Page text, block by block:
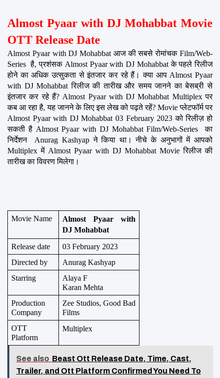
Almost Pyaar with DJ Mohabbat Movie
OTT Release Date
Almost Pyaar with DJ Mohabbat आज की सबसे रोमांचक Film/Web-
Series  है, प्रशंसक Almost Pyaar with DJ Mohabbat के पहले रिलीज
होने का अधिक उत्सुकता से इंतजार कर रहे हैं। क्या आप Almost Pyaar
with DJ Mohabbat रिलीज की तारीख और समय जानने का बेसब्री से
इंतजार कर रहे हैं? Almost Pyaar with DJ Mohabbat Multiplex पर
कब आ रहा है, यह जानने के लिए इस लेख को पढ़ते रहें? Movie प्लेटफॉर्म पर
Almost Pyaar with DJ Mohabbat 03 February 2023 को रिलीज़ हो
सकती है Almost Pyaar with DJ Mohabbat Film/Web-Series  का
निर्देशन  Anurag Kashyap ने किया था। नीचे के अनुभागों में आपको
Multiplex में Almost Pyaar with DJ Mohabbat Movie रिलीज की
तारीख का विवरण मिलेगा।
Movie Name
Almost Pyaar with
DJ Mohabbat
Release date
03 February 2023
Directed by
Anurag Kashyap
Starring
Alaya F
Karan Mehta
Production
Company
Zee Studios, Good Bad
Films
OTT
Platform
Multiplex
See also Beast Ott Release Date, Time, Cast,
Trailer, and Ott Platform Confirmed You Need To